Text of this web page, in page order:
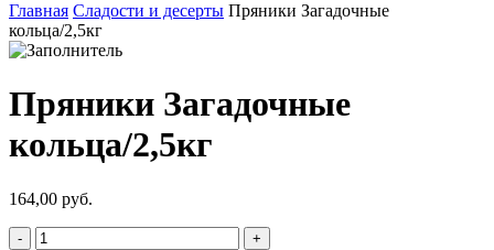
Главная Сладости и десерты Пряники Загадочные
кольца/2,5кг
Пряники Загадочные
кольца/2,5кг
164,00 руб.
Количество